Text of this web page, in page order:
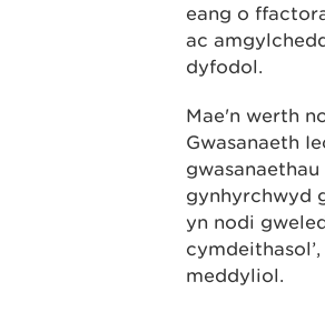
eang o
ac
dyfodol.
Mae'n werth
Gwasanaeth
gynhyrchwyd
yn nodi
meddyliol.